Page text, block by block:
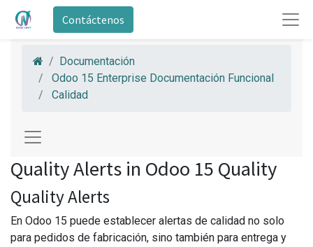
Contáctenos
Documentación
Odoo 15 Enterprise Documentación Funcional
Calidad
Quality Alerts in Odoo 15 Quality
Quality Alerts
En Odoo 15 puede establecer alertas de calidad no solo
para pedidos de fabricación, sino también para entrega y